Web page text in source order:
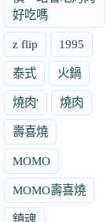
好吃嗎
z flip 1995
泰式 火鍋
燒肉' 燒肉
壽喜燒
MOMO
MOMO壽喜燒